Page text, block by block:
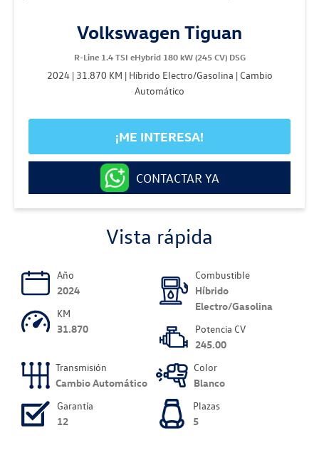
Volkswagen Tiguan
R-Line 1.4 TSI eHybrid 180 kW (245 CV) DSG
2024 | 31.870 KM | Híbrido Electro/Gasolina | Cambio
Automático
¡ME INTERESA!
CONTACTAR YA
Vista rápida
Año
2024
KM
31.870
Combustible
Híbrido
Electro/Gasolina
Potencia CV
245.00
Transmisión
Cambio Automático
Garantía
12
Color
Blanco
Plazas
5